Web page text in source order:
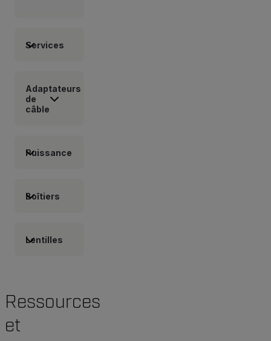
Services
Adaptateurs
de
câble
Puissance
Boîtiers
Lentilles
Ressources
et